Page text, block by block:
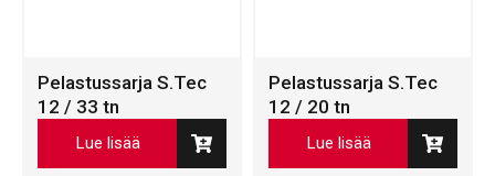
Pelastussarja S.Tec
12 / 33 tn
Lue lisää
Pelastussarja S.Tec
12 / 20 tn
Lue lisää